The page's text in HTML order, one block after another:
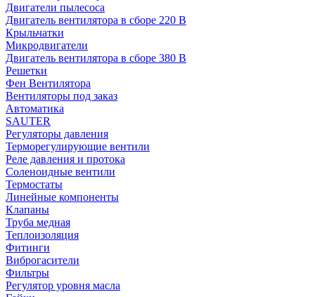
Двигатели пылесоса
Двигатель вентилятора в сборе 220 В
Крыльчатки
Микродвигатели
Двигатель вентилятора в сборе 380 В
Решетки
Фен Вентилятора
Вентиляторы под заказ
Автоматика
SAUTER
Регуляторы давления
Терморегулирующие вентили
Реле давления и протока
Соленоидные вентили
Термостаты
Линейные компоненты
Клапаны
Труба медная
Теплоизоляция
Фитинги
Виброгасители
Фильтры
Регулятор уровня масла